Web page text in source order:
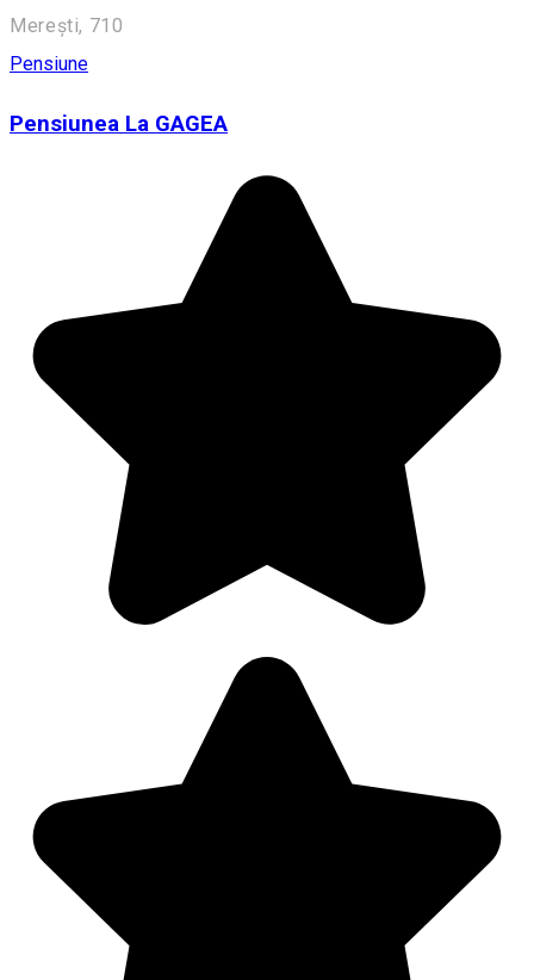
Merești, 710
Pensiune
Pensiunea La GAGEA